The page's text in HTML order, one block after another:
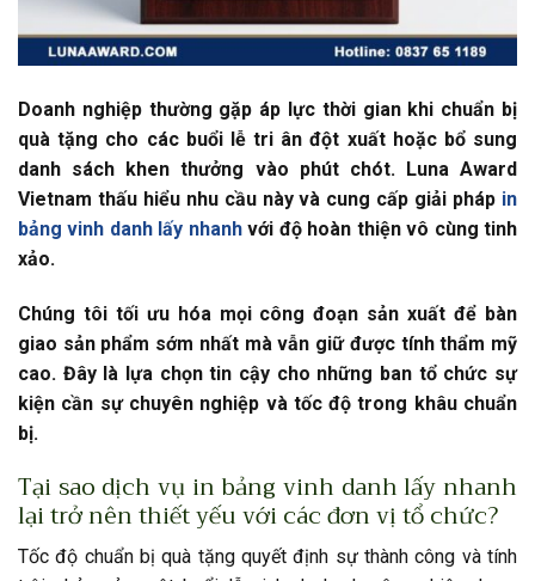
Doanh nghiệp thường gặp áp lực thời gian khi chuẩn bị
quà tặng cho các buổi lễ tri ân đột xuất hoặc bổ sung
danh sách khen thưởng vào phút chót. Luna Award
Vietnam thấu hiểu nhu cầu này và cung cấp giải pháp in
bảng vinh danh lấy nhanhvới độ hoàn thiện vô cùng tinh
xảo.
Chúng tôi tối ưu hóa mọi công đoạn sản xuất để bàn
giao sản phẩm sớm nhất mà vẫn giữ được tính thẩm mỹ
cao. Đây là lựa chọn tin cậy cho những ban tổ chức sự
kiện cần sự chuyên nghiệp và tốc độ trong khâu chuẩn
bị.
Tại sao dịch vụ in bảng vinh danh lấy nhanh
lại trở nên thiết yếu với các đơn vị tổ chức?
Tốc độ chuẩn bị quà tặng quyết định sự thành công và tính